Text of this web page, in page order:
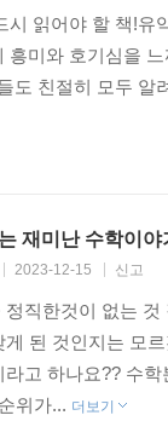
컴퓨터가 개발
암호의 역사는
학③
결정을 수학적
향을 받는다. 상대
이 동원된다. 게임
적으로 설명할
포함되어 있고,
시 읽어야 할 책!
흥미와 호기심을
도 친절히 모두
재미난 수학이
2023-12-15 신고
정직한것이 없는
게 된 것인지는 모
라고 하나요?? 수
위가... 더보기